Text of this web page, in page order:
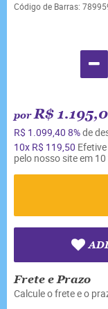
Código de Barras:
por R$
R$ 1.099,40 8%de
10x R$ 119,50
pelo nosso site em
Frete e Prazo
Calcule o frete e o